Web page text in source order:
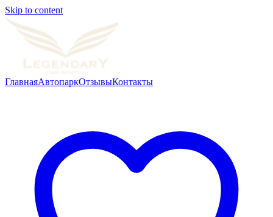
Skip to content
ГлавнаяАвтопаркОтзывыКонтакты